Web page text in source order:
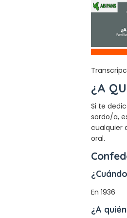
¿A
Si te
sordo/a,
cualquier
oral.
En 1936
¿A